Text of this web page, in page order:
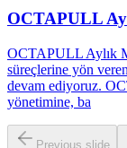
OCTAPULL
OCTAPULL Aylık
süreçlerine yön
devam ediyoruz.
yönetimine, ba
Previous slide